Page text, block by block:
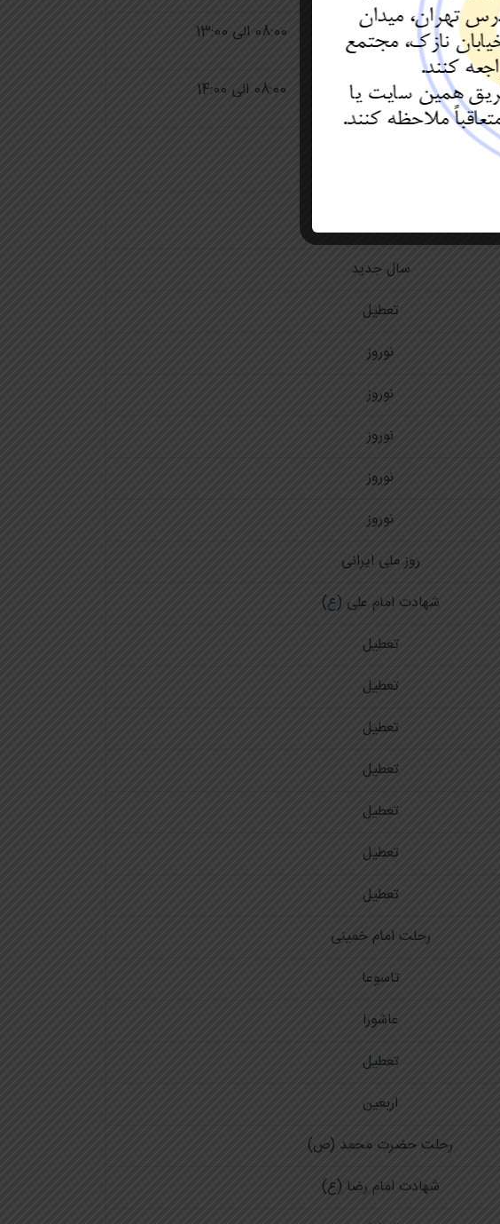
08:00 الی 13:00
08:00 الی 14:00
سال 2024
سال جدید
تعطیل
نوروز
نوروز
نوروز
نوروز
نوروز
روز ملی ایرانی
شهادت امام علی (ع)
تعطیل
تعطیل
تعطیل
تعطیل
تعطیل
تعطیل
تعطیل
رحلت امام خمینی
تاسوعا
عاشورا
تعطیل
اربعین
رحلت حضرت محمد (ص)
شهادت امام رضا (ع)